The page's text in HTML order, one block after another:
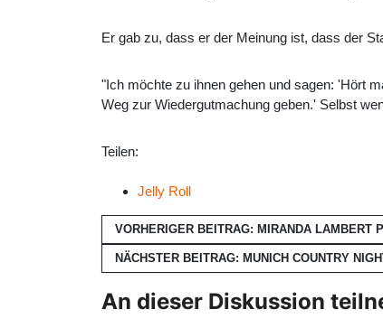
Er gab zu, dass er der Meinung ist, dass der
"Ich möchte zu ihnen gehen und sagen: 'Hört
Weg zur Wiedergutmachung geben.' Selbst
Teilen:
Jelly Roll
VORHERIGER BEITRAG: MIRANDA LAMBERT
NÄCHSTER BEITRAG: MUNICH COUNTRY
An dieser Diskussion